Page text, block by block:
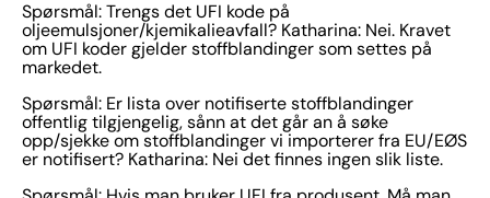
Spørsmål: Trengs det UFI kode på
oljeemulsjoner/kjemikalieavfall? Katharina: Nei. Kravet
om UFI koder gjelder stoffblandinger som settes på
markedet.
Spørsmål: Er lista over notifiserte stoffblandinger
offentlig tilgjengelig, sånn at det går an å søke
opp/sjekke om stoffblandinger vi importerer fra EU/EØS
er notifisert? Katharina: Nei det finnes ingen slik liste.